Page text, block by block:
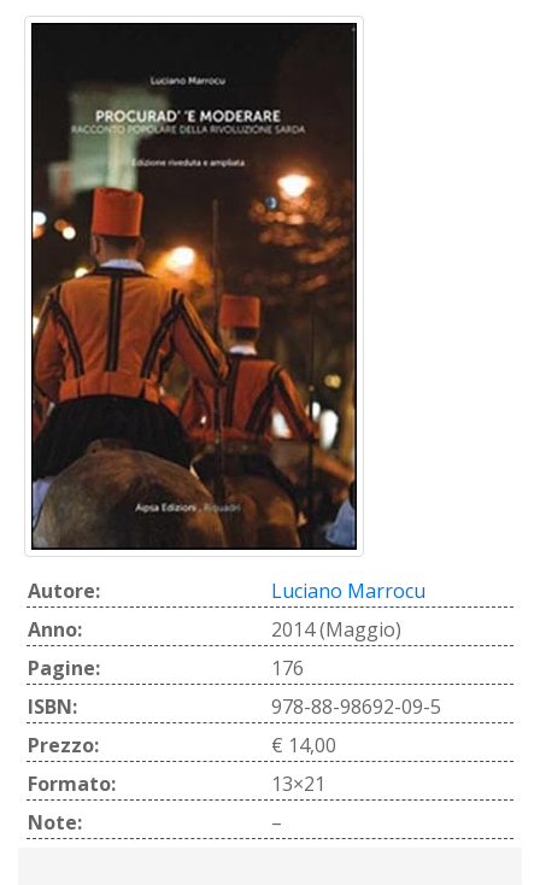
Autore:
Luciano Marrocu
Anno:
2014 (Maggio)
Pagine:
176
ISBN:
978-88-98692-09-5
Prezzo:
€ 14,00
Formato:
13×21
Note:
–